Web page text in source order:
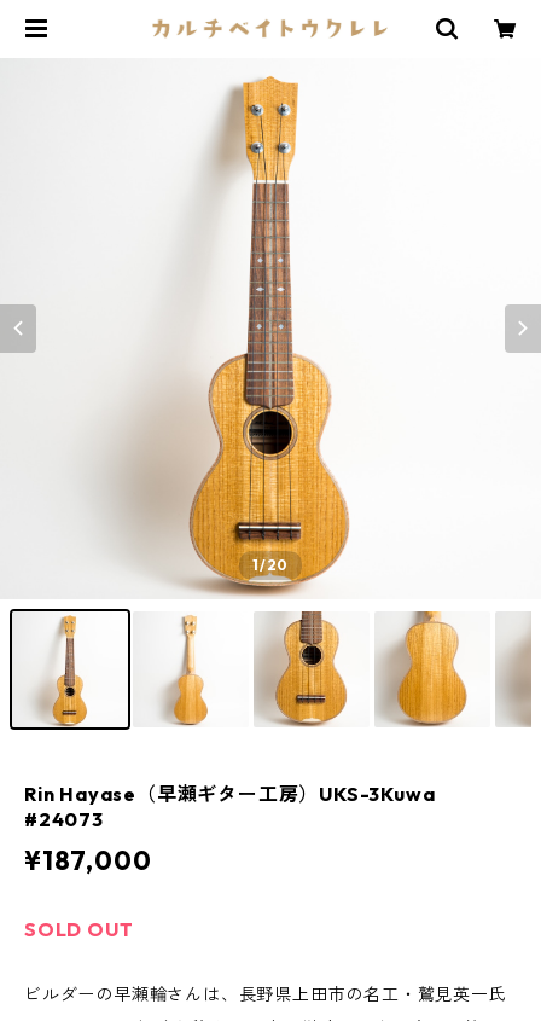
1/20
Rin Hayase（早瀬ギター工房）UKS-3Kuwa
#24073
¥187,000
SOLD OUT
ビルダーの早瀬輪さんは、長野県上田市の名工・鷲見英一氏